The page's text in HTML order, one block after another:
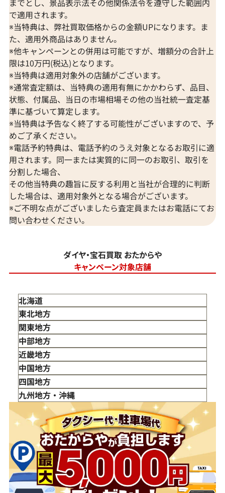
で適用されます。
※当特典は、弊社買取価格からの金額UPになります。ま
た、適用外商品はありません。
※他キャンペーンとの併用は可能ですが、増額分の合計上
限は10万円(税込)となります。
※当特典は適用対象外の店舗がございます。
※通常査定額は、当特典の適用有無にかかわらず、品目、
状態、付属品、当日の市場相場その他の当社統一査定基
準に基づいて算定します。
※当特典は予告なく終了する可能性がございますので、予
めご了承ください。
※電話予約特典は、電話予約のうえ対象となるお取引に適
用されます。同一または実質的に同一のお取引、取引を
分割した場合、
その他当特典の趣旨に反する利用と当社が合理的に判断
した場合は、適用対象外となる場合がございます。
※ご不明な点がございましたら査定員またはお電話にてお
問い合わせください。
ダイヤ・宝石買取 おたからや
キャンペーン対象店舗
北海道
東北地方
青森県
岩手県
宮城県
秋田県
山形県
福島県
関東地方
東京都
神奈川県
埼玉県
千葉県
茨城県
栃木県
群馬県
中部地方
新潟県
富山県
石川県
山梨県
長野県
岐阜県
静岡県
愛知県
近畿地方
三重県
滋賀県
京都府
大阪府
兵庫県
奈良県
和歌山県
中国地方
鳥取県
島根県
岡山県
広島県
山口県
四国地方
徳島県
香川県
愛媛県
九州地方・沖縄
福岡県
佐賀県
長崎県
熊本県
大分県
宮崎県
鹿児島県